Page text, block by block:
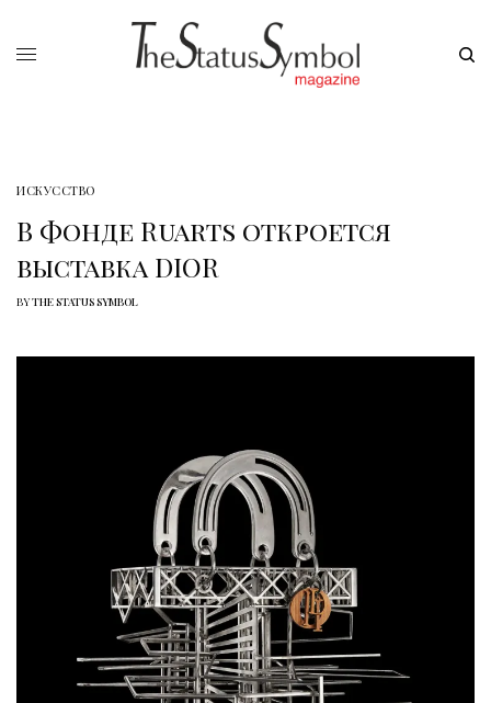
ИСКУССТВО
В Фонде Ruarts откроется
выставка DIOR
BYTHE STATUS SYMBOL